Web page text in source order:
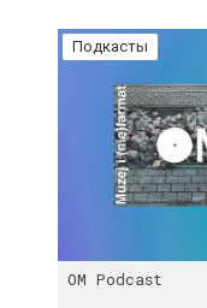
Подкасты
OM Podcast